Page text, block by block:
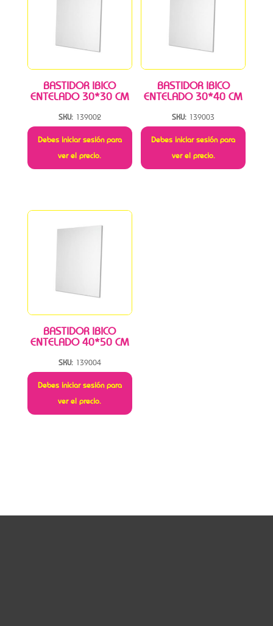
BASTIDOR IBICO
ENTELADO 30*30 CM
SKU: 139002
Debes iniciar sesión para
ver el precio.
BASTIDOR IBICO
ENTELADO 30*40 CM
SKU: 139003
Debes iniciar sesión para
ver el precio.
BASTIDOR IBICO
ENTELADO 40*50 CM
SKU: 139004
Debes iniciar sesión para
ver el precio.